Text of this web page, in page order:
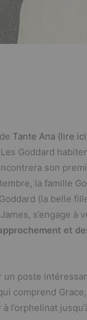
Tante Ana (lire
Goddard
son
la famille
(la belle
s’engage à
et
poste
comprend
l’orphelinat